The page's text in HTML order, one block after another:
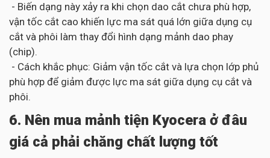
- Biến dạng này xảy ra khi chọn dao cắt chưa phù hợp,
vận tốc cắt cao khiến lực ma sát quá lớn giữa dụng cụ
cắt và phôi làm thay đổi hình dạng mảnh dao phay
(chip).
- Cách khắc phục: Giảm vận tốc cắt và lựa chọn lớp phủ
phù hợp để giảm được lực ma sát giữa dụng cụ cắt và
phôi.
6. Nên mua mảnh tiện Kyocera ở đâu
giá cả phải chăng chất lượng tốt